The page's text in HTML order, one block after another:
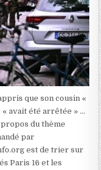
que son cousin «
avait été arrêtée » …
du thème
par
est de trier sur
Paris 16 et les